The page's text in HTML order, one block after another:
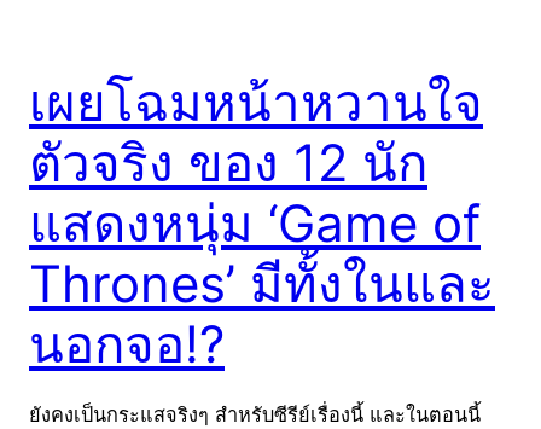
เผยโฉมหน้าหวานใจ
ตัวจริง ของ 12 นัก
แสดงหนุ่ม ‘Game of
Thrones’ มีทั้งในและ
นอกจอ!?
ยังคงเป็นกระแสจริงๆ สำหรับซีรีย์เรื่องนี้ และในตอนนี้